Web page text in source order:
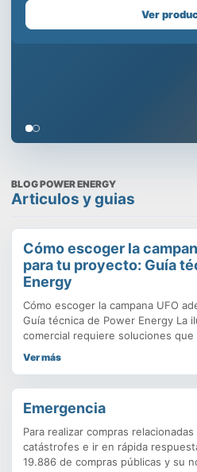
para la minería, centros
productos como campanas LED
BLOG POWER ENERGY
Articulos y guias
Cómo escoger la
para tu proyecto: Guía
Energy
Cómo escoger la campana UFO
Guía técnica de Power Energy La
comercial requiere soluciones
energética, durabilidad y buen
Ver más
Emergencia
Para realizar compras
catástrofes e ir en rápida
19.886 de compras públicas y su